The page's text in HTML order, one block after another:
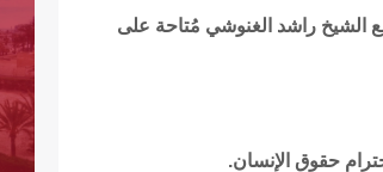
مع الشيخ راشد الغنوشي مُتاحة على
حقوق الإنسان.